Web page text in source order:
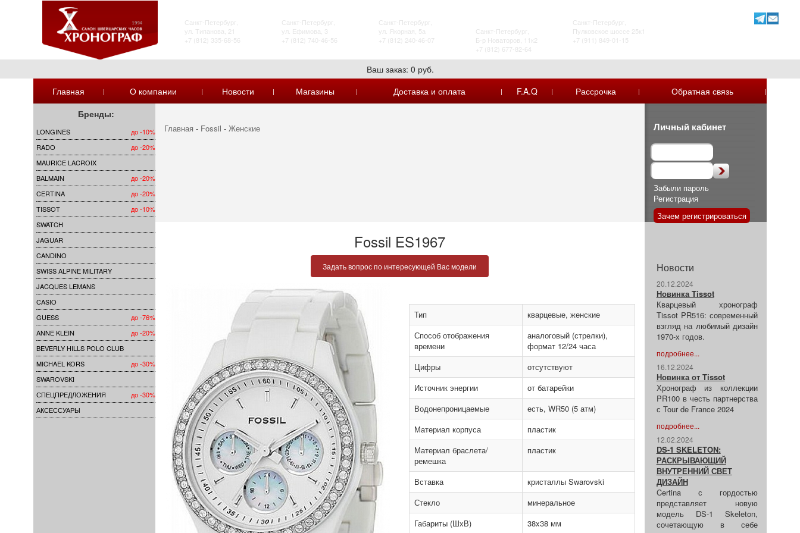
Санкт-Петербург,
ул. Типанова, 21
+7 (812) 335-68-56
Санкт-Петербург,
ул. Ефимова, 3
+7 (812) 740-46-56
Санкт-Петербург,
ул. Якорная, 5а
+7 (812) 240-46-07
Санкт-Петербург,
Б-р Новаторов, 11к2
+7 (812) 677-82-64
Санкт-Петербург,
Пулковское шоссе 25к1
+7 (911) 849-01-15
Ваш заказ: 0 руб.
Главная
| О компании | Новости | Магазины | Доставка и оплата | F.A.Q | Рассрочка | Обратная связь |
Бренды:
LONGINES
до -10%
RADO
до -20%
MAURICE LACROIX
BALMAIN
до -20%
CERTINA
до -20%
TISSOT
до -10%
SWATCH
JAGUAR
CANDINO
SWISS ALPINE MILITARY
JACQUES LEMANS
CASIO
GUESS
до -76%
ANNE KLEIN
до -20%
BEVERLY HILLS POLO CLUB
MICHAEL KORS
до -30%
SWAROVSKI
СПЕЦПРЕДЛОЖЕНИЯ
до -30%
АКСЕССУАРЫ
Главная - Fossil -Женские
Fossil ES1967
Задать вопрос по интересующей Вас модели
Тип
кварцевые, женские
Способ отображения
времени
аналоговый (стрелки),
формат 12/24 часа
Цифры
отсутствуют
Источник энергии
от батарейки
Водонепроницаемые
есть, WR50 (5 атм)
Материал корпуса
пластик
Материал браслета/
ремешка
пластик
Вставка
кристаллы Swarovski
Стекло
минеральное
Габариты (ШхВ)
38x38 мм
Личный кабинет
Забыли пароль
Регистрация
Зачем регистрироваться
Новости
20.12.2024
Новинка Tissot
Кварцевый хронограф
Tissot PR516: современный
взгляд на любимый дизайн
1970-х годов.
подробнее...
16.12.2024
Новинка от Tissot
Хронограф из коллекции
PR100 в честь партнерства
с Tour de France 2024
подробнее...
12.02.2024
DS-1 SKELETON:
РАСКРЫВАЮЩИЙ
ВНУТРЕННИЙ СВЕТ
ДИЗАЙН
Certina с гордостью
представляет новую
модель DS-1 Skeleton,
сочетающую в себе